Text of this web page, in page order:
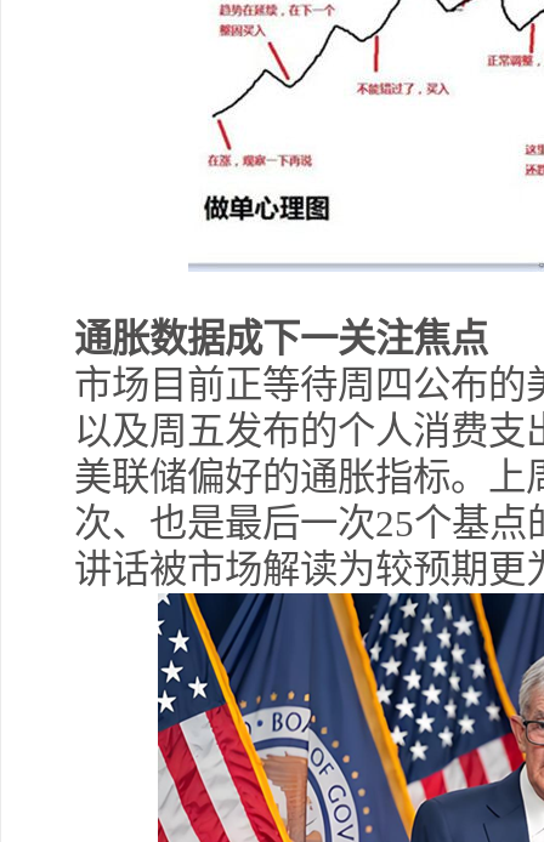
通胀数据成下一关注焦点
市场目前正等待周四公布的
以及周五发布的个人消费支
美联储偏好的通胀指标。
次、也是最后一次25个基
讲话被市场解读为较预期更